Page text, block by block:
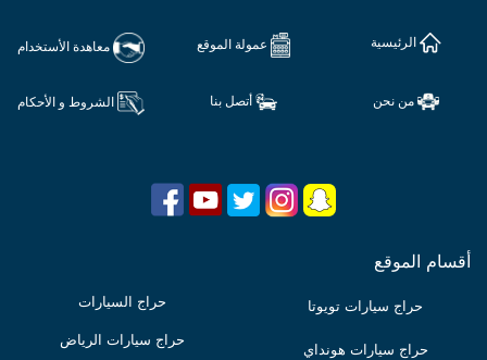
معاهدة الأستخدام الرئيسية
أتصل بنا من نحن
أقسام الموقع
حراج السيارات
حراج سيارات الرياض
حراج سيارات تويوتا
حراج سيارات هونداي